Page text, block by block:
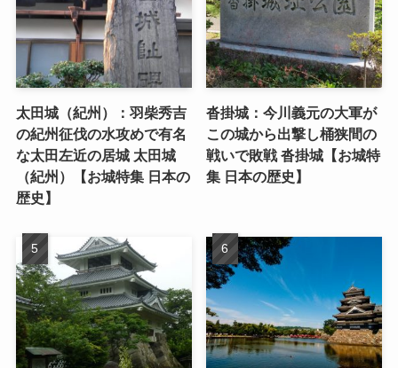
太田城（紀州）：羽柴秀吉
の紀州征伐の水攻めで有名
な太田左近の居城 太田城
（紀州）【お城特集 日本の
歴史】
沓掛城：今川義元の大軍が
この城から出撃し桶狭間の
戦いで敗戦 沓掛城【お城特
集 日本の歴史】